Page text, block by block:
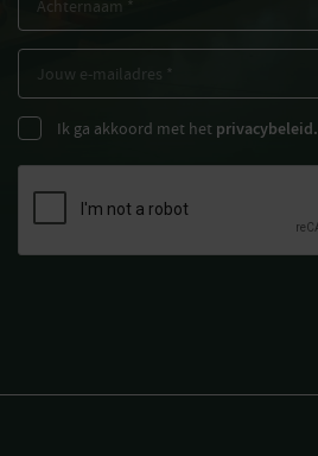
Ik ga akkoord met het privacybeleid.